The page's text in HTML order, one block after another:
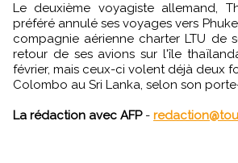
Le deuxième voyagiste allemand,
préféré annulé ses voyages vers
compagnie aérienne charter LTU de
retour de ses avions sur l'île
février, mais ceux-ci volent déjà deux
Colombo au Sri Lanka, selon son
La rédaction avec AFP-